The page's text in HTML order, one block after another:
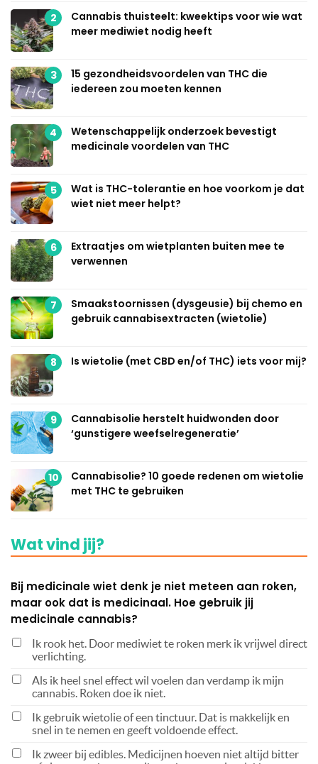
2
Cannabis thuisteelt: kweektips voor wie wat
meer mediwiet nodig heeft
3
15 gezondheidsvoordelen van THC die
iedereen zou moeten kennen
4
Wetenschappelijk onderzoek bevestigt
medicinale voordelen van THC
5
Wat is THC-tolerantie en hoe voorkom je dat
wiet niet meer helpt?
6
Extraatjes om wietplanten buiten mee te
verwennen
7
Smaakstoornissen (dysgeusie) bij chemo en
gebruik cannabisextracten (wietolie)
8 Is wietolie (met CBD en/of THC) iets voor mij?
9
Cannabisolie herstelt huidwonden door
‘gunstigere weefselregeneratie’
10
Cannabisolie? 10 goede redenen om wietolie
met THC te gebruiken
Wat vind jij?
Bij medicinale wiet denk je niet meteen aan roken,
maar ook dat is medicinaal. Hoe gebruik jij
medicinale cannabis?
Ik rook het. Door mediwiet te roken merk ik vrijwel direct
verlichting.
Als ik heel snel effect wil voelen dan verdamp ik mijn
cannabis. Roken doe ik niet.
Ik gebruik wietolie of een tinctuur. Dat is makkelijk en
snel in te nemen en geeft voldoende effect.
Ik zweer bij edibles. Medicijnen hoeven niet altijd bitter